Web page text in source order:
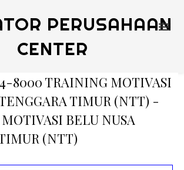
PERUSAHAAN
CENTER
8000 TRAINING MOTIVASI
TIMUR (NTT) -
BELU NUSA
(NTT)